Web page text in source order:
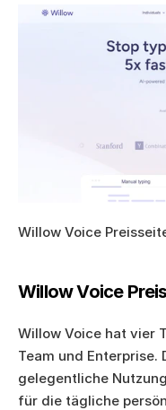
Willow Voice
Willow Voice
Willow Voice hat vier
Team und
gelegentliche
für die tägliche